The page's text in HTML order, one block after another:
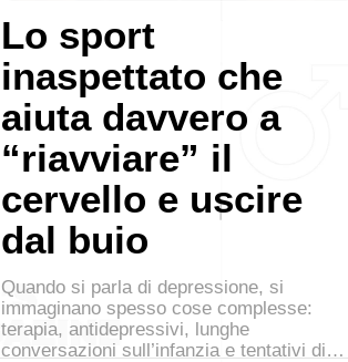
Lo sport
inaspettato che
aiuta davvero a
“riavviare” il
cervello e uscire
dal buio
Quando si parla di depressione, si
immaginano spesso cose complesse:
terapia, antidepressivi, lunghe
conversazioni sull’infanzia e tentativi di…